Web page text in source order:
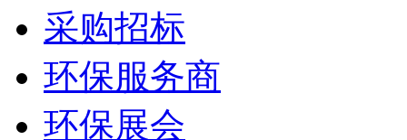
采购招标
环保服务商
环保展会